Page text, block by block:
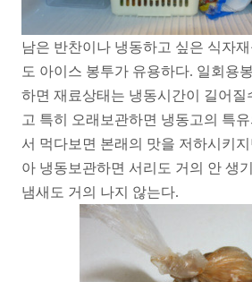
남은 반찬이나 냉동하고 싶은 식자
도 아이스 봉투가 유용하다. 일회용
하면 재료상태는 냉동시간이 길어질
고 특히 오래보관하면 냉동고의 특
서 먹다보면 본래의 맛을 저하시키
아 냉동보관하면 서리도 거의 안 생
냄새도 거의 나지 않는다.